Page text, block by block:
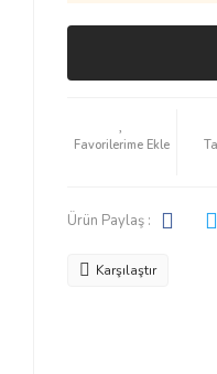
Ürün Paylaş :
Karşılaştır